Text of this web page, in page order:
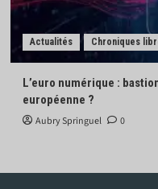
Actualités Chroniques
L’euro numérique :
européenne ?
Aubry Springuel 0